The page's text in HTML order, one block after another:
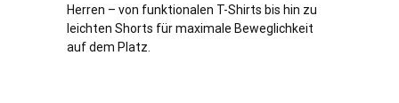
Herren – von funktionalen T-Shirts bis hin zu
leichten Shorts für maximale Beweglichkeit
auf dem Platz.